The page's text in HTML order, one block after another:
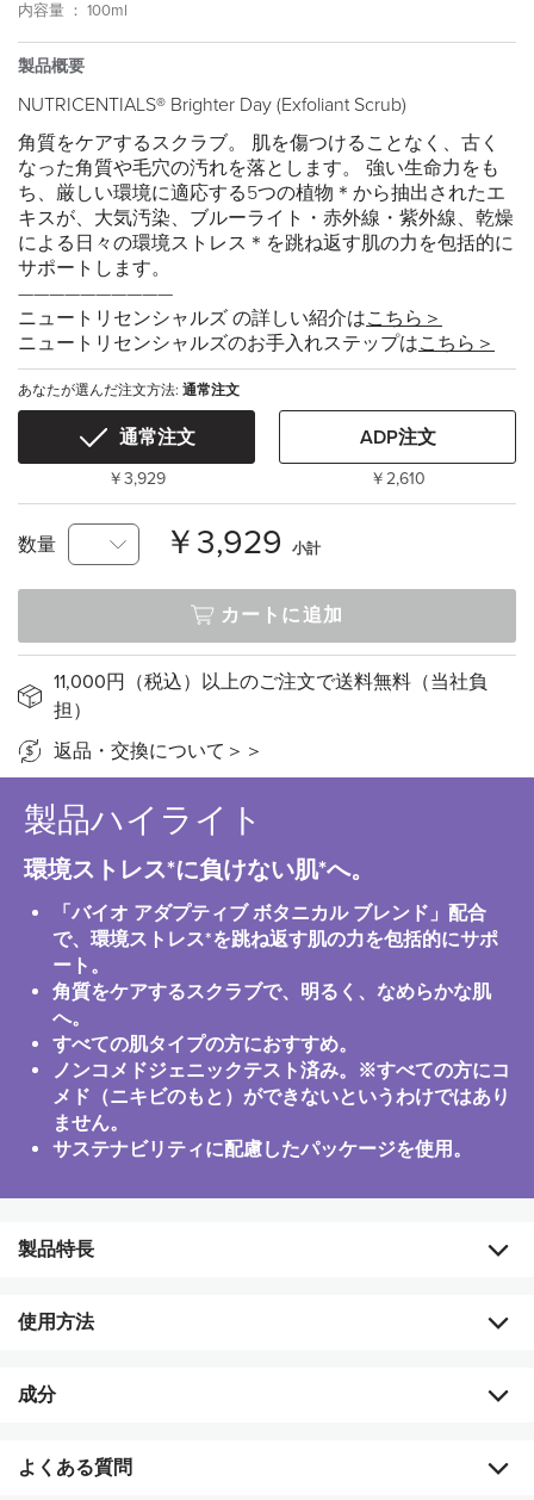
内容量 ： 100ml
製品概要
NUTRICENTIALS® Brighter Day (Exfoliant Scrub)
角質をケアするスクラブ。 肌を傷つけることなく、古く
なった角質や毛穴の汚れを落とします。 強い生命力をも
ち、厳しい環境に適応する5つの植物＊から抽出されたエ
キスが、大気汚染、ブルーライト・赤外線・紫外線、乾燥
による日々の環境ストレス＊を跳ね返す肌の力を包括的に
サポートします。
——————————
ニュートリセンシャルズ の詳しい紹介はこちら＞
ニュートリセンシャルズのお手入れステップはこちら＞
あなたが選んだ注文方法: 通常注文
通常注文
￥3,929
ADP注文
￥2,610
数量 ￥3,929 小計
カートに追加
11,000円（税込）以上のご注文で送料無料（当社負
担）
返品・交換について＞＞
製品ハイライト
環境ストレス*に負けない肌*へ。
「バイオ アダプティブ ボタニカル ブレンド」配合
で、環境ストレス*を跳ね返す肌の力を包括的にサポ
ート。
角質をケアするスクラブで、明るく、なめらかな肌
へ。
すべての肌タイプの方におすすめ。
ノンコメドジェニックテスト済み。※すべての方にコ
メド（ニキビのもと）ができないというわけではあり
ません。
サステナビリティに配慮したパッケージを使用。
製品特長
「バイオ アダプティブ ボタニカル ブレンド」配合で、環
ら抽出されたエキスを配合した、「バイオ アダプティ
分）」が、大気汚染、ブルーライト・赤外線・紫外線、
乾燥による日々の環境ストレス*を跳ね返す肌の力を包
使用方法
肌の状態に合わせて週1～2回を目安にお使いください。洗顔後、
ます。
成分
よくある質問